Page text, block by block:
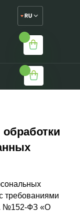
О нас
требованиями
№152-ФЗ «О